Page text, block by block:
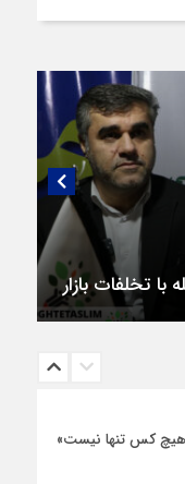
تخلفات بازار
کس تنها نیست»